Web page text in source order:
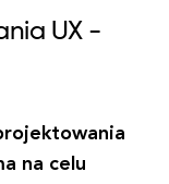
UX -
na celu